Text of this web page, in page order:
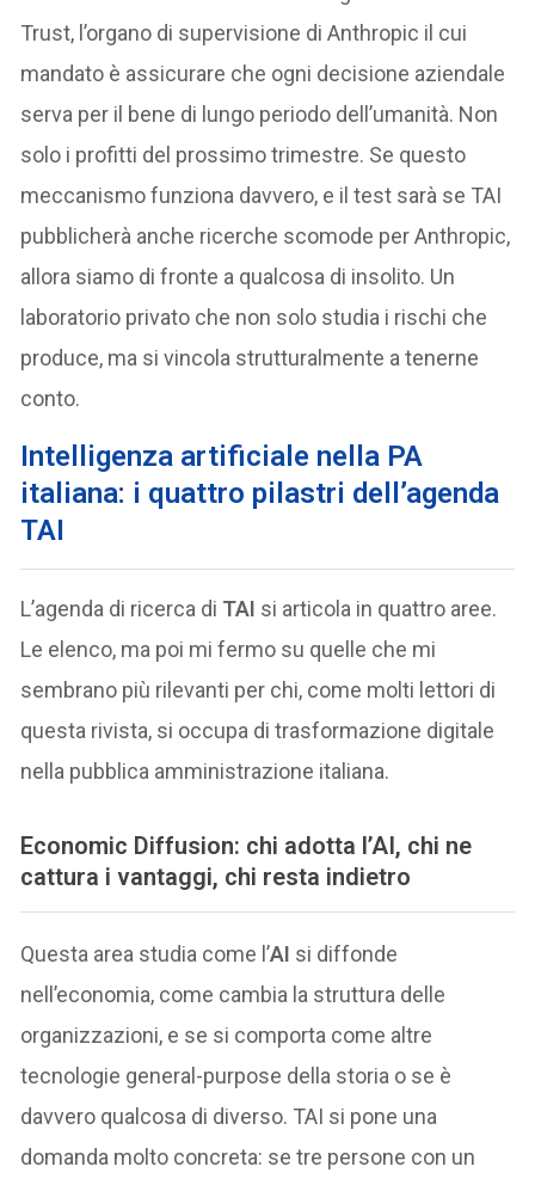
Trust, l’organo di supervisione di Anthropic il cui
mandato è assicurare che ogni decisione aziendale
serva per il bene di lungo periodo dell’umanità. Non
solo i profitti del prossimo trimestre. Se questo
meccanismo funziona davvero, e il test sarà se TAI
pubblicherà anche ricerche scomode per Anthropic,
allora siamo di fronte a qualcosa di insolito. Un
laboratorio privato che non solo studia i rischi che
produce, ma si vincola strutturalmente a tenerne
conto.
Intelligenza artificiale nella PA
italiana: i quattro pilastri dell’agenda
TAI
L’agenda di ricerca di TAI si articola in quattro aree.
Le elenco, ma poi mi fermo su quelle che mi
sembrano più rilevanti per chi, come molti lettori di
questa rivista, si occupa di trasformazione digitale
nella pubblica amministrazione italiana.
Economic Diffusion: chi adotta l’AI, chi ne
cattura i vantaggi, chi resta indietro
Questa area studia come l’AI si diffonde
nell’economia, come cambia la struttura delle
organizzazioni, e se si comporta come altre
tecnologie general-purpose della storia o se è
davvero qualcosa di diverso. TAI si pone una
domanda molto concreta: se tre persone con un